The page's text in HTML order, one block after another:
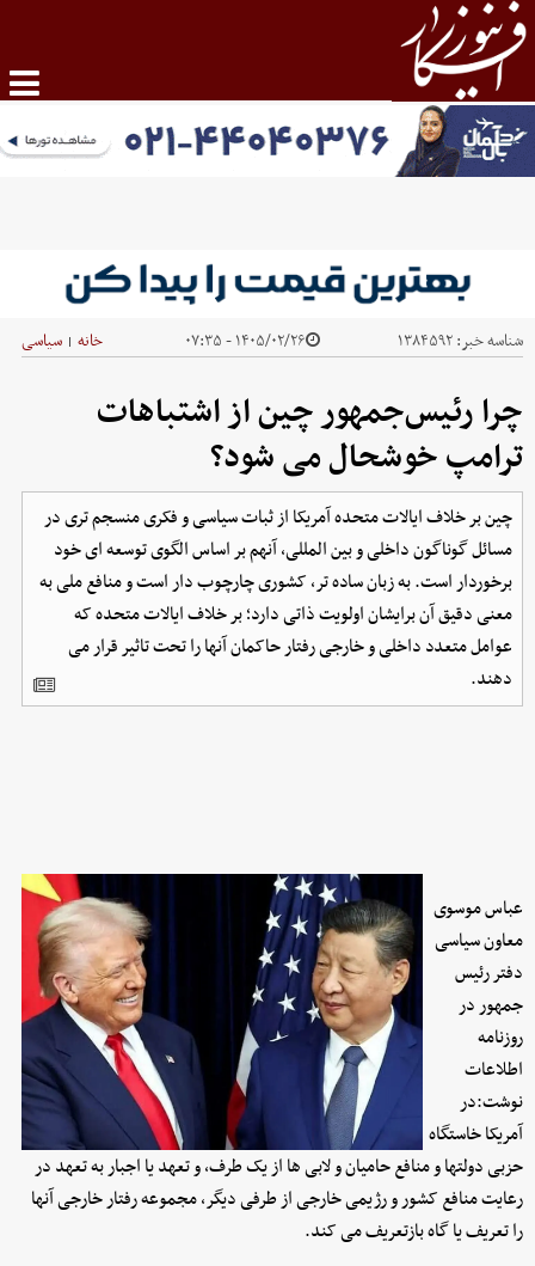
شناسه خبر:۱۳۸۴۵۹۲ ۱۴۰۵/۰۲/۲۶ - ۰۷:۳۵ خانه | سیاسی
چرا رئیس‌جمهور چین از اشتباهات
ترامپ خوشحال می شود؟
چین بر خلاف ایالات متحده آمریکا از ثبات سیاسی و فکری منسجم تری در
مسائل گوناگون داخلی و بین المللی، آنهم بر اساس الگوی توسعه ای خود
برخوردار است. به زبان ساده تر، کشوری چارچوب دار است و منافع ملی به
معنی دقیق آن برایشان اولویت ذاتی دارد؛ بر خلاف ایالات متحده که
عوامل متعدد داخلی و خارجی رفتار حاکمان آنها را تحت تاثیر قرار می
دهند.
عباس موسوی
معاون سیاسی
دفتر رئیس
جمهور در
روزنامه
اطلاعات
نوشت:در
آمریکا خاستگاه
حزبی دولتها و منافع حامیان و لابی ها از یک طرف، و تعهد یا اجبار به تعهد در
رعایت منافع کشور و رژیمی خارجی از طرفی دیگر، مجموعه رفتار خارجی آنها
را تعریف یا گاه بازتعریف می کند.